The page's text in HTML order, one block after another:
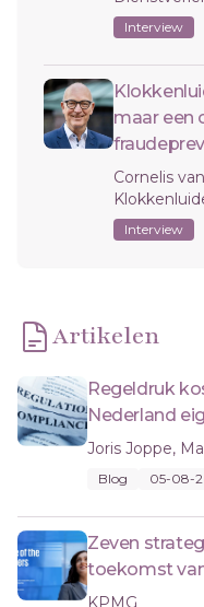
Interview
maar een
Cornelis
Interview
Artikelen
Regeldruk
Nederland
Joris Joppe,
Blog 05-08-
Zeven
toekomst
KPMG